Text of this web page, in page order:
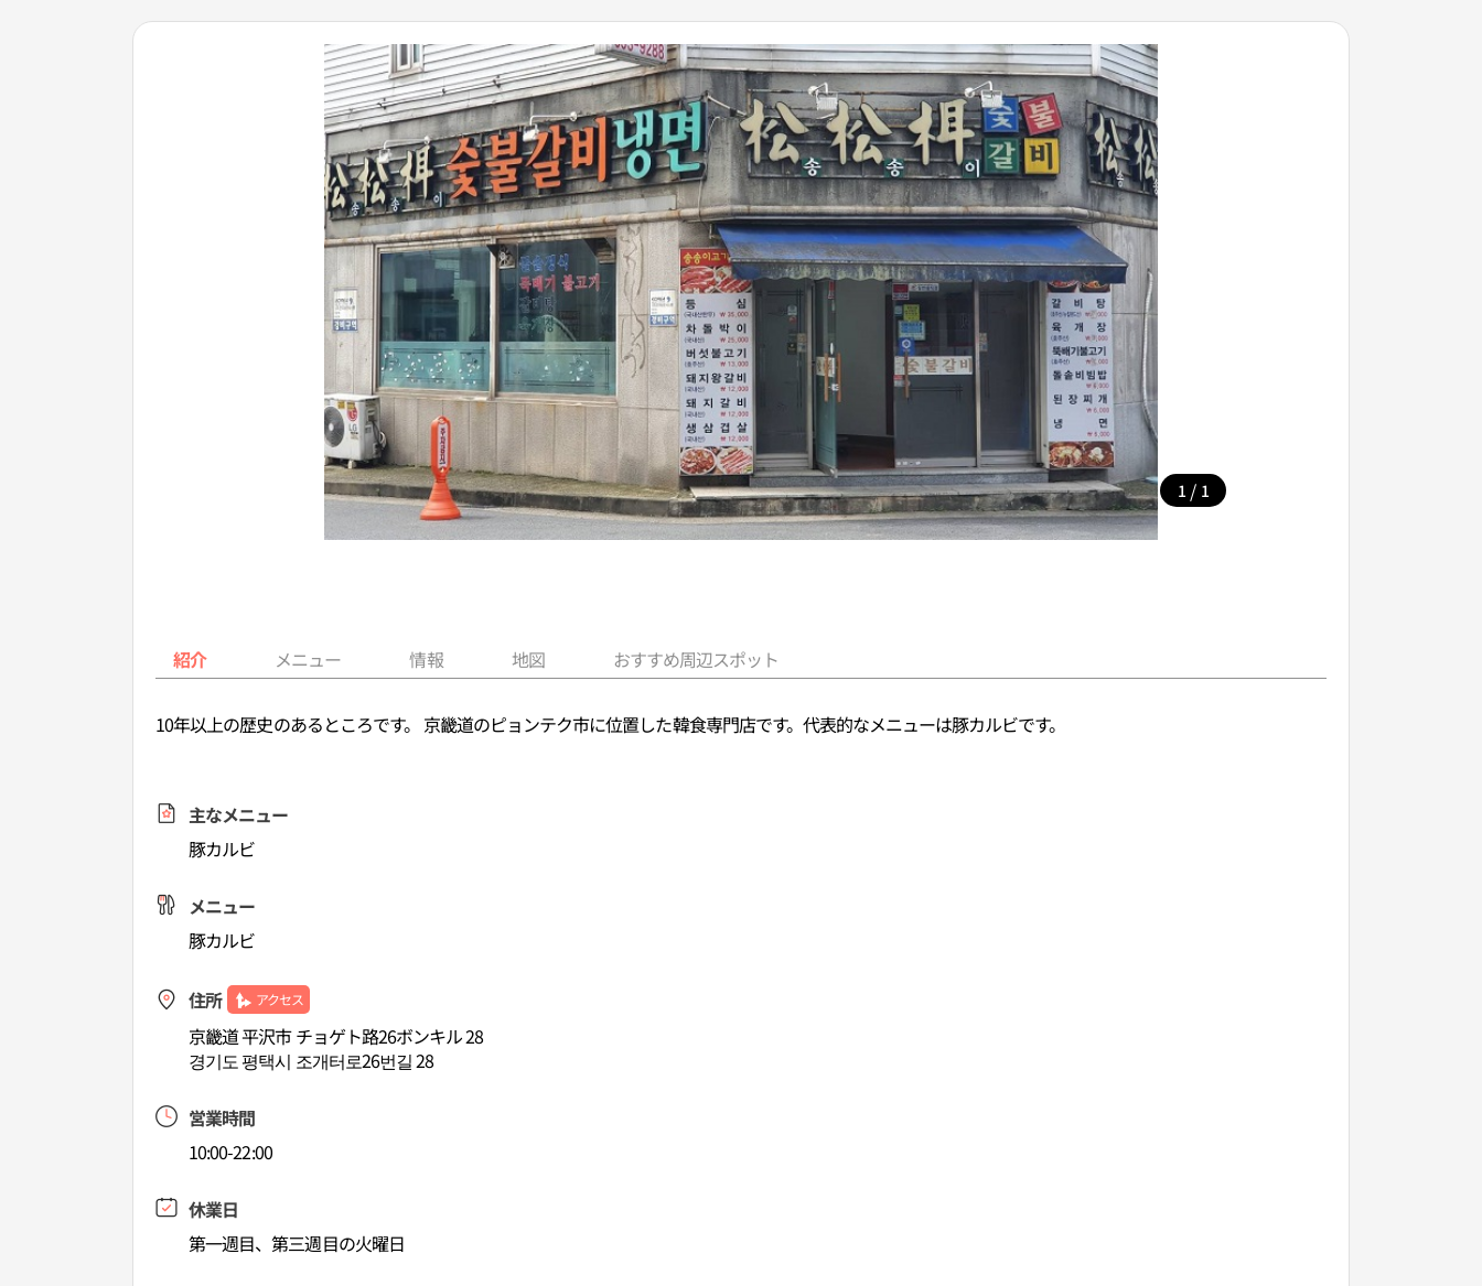
1 / 1
紹介 メニュー 情報 地図 おすすめ周辺スポット
10年以上の歴史のあるところです。 京畿道のピョンテク市に位置した韓食専門店です。代表的なメニューは豚カルビです。
主なメニュー
豚カルビ
メニュー
豚カルビ
住所 アクセス
京畿道 平沢市 チョゲト路26ボンキル 28
경기도 평택시 조개터로26번길 28
営業時間
10:00-22:00
休業日
第一週目、第三週目の火曜日